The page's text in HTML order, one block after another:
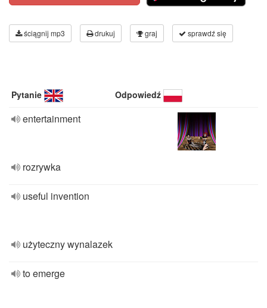
ściągnij mp3 drukuj graj sprawdź się
Pytanie Odpowiedź
entertainment
rozrywka
useful invention
użyteczny wynalazek
to emerge